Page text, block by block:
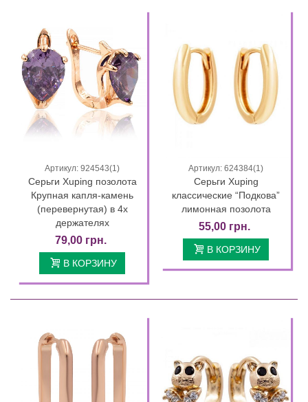
Артикул: 924543(1)
Серьги Xuping позолота
Крупная капля-камень
(перевернутая) в 4х
держателях
79,00 грн.
В КОРЗИНУ
Артикул: 624384(1)
Серьги Xuping
классические “Подкова”
лимонная позолота
55,00 грн.
В КОРЗИНУ